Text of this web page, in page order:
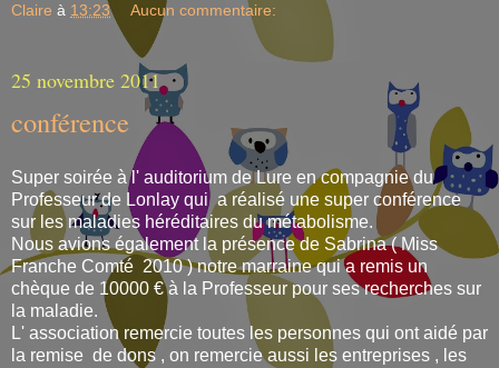
Claire à 13:23 Aucun commentaire:
25 novembre 2011
conférence
Super soirée à l' auditorium de Lure en compagnie du
Professeur de Lonlay qui a réalisé une super conférence
sur les maladies héréditaires du métabolisme.
Nous avions également la présence de Sabrina ( Miss
Franche Comté 2010 ) notre marraine qui a remis un
chèque de 10000 € à la Professeur pour ses recherches sur
la maladie.
L' association remercie toutes les personnes qui ont aidé par
la remise de dons , on remercie aussi les entreprises , les